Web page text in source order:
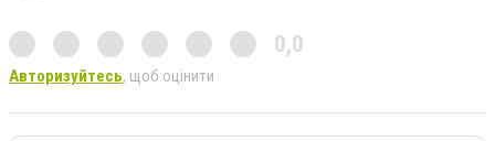
0,0
Авторизуйтесь, щоб оцінити